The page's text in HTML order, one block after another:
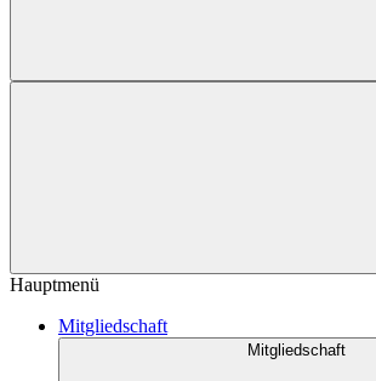
Hauptmenü
Mitgliedschaft
Mitgliedschaft